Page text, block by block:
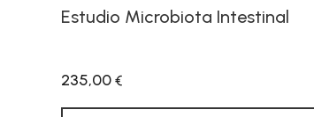
Estudio Microbiota Intestinal
235,00 €